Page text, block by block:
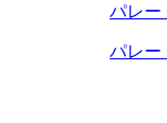
パレー
パレー